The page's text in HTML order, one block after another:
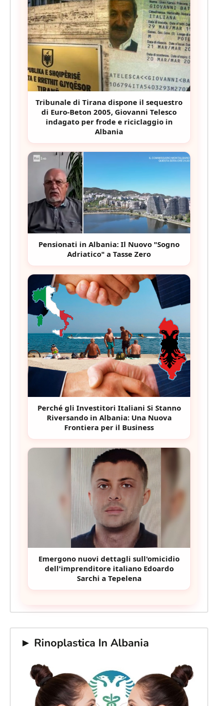
Tribunale di Tirana dispone il sequestro
di Euro-Beton 2005, Giovanni Telesco
indagato per frode e riciclaggio in
Albania
Pensionati in Albania: Il Nuovo "Sogno
Adriatico" a Tasse Zero
Perché gli Investitori Italiani Si Stanno
Riversando in Albania: Una Nuova
Frontiera per il Business
Emergono nuovi dettagli sull'omicidio
dell'imprenditore italiano Edoardo
Sarchi a Tepelena
► Rinoplastica In Albania